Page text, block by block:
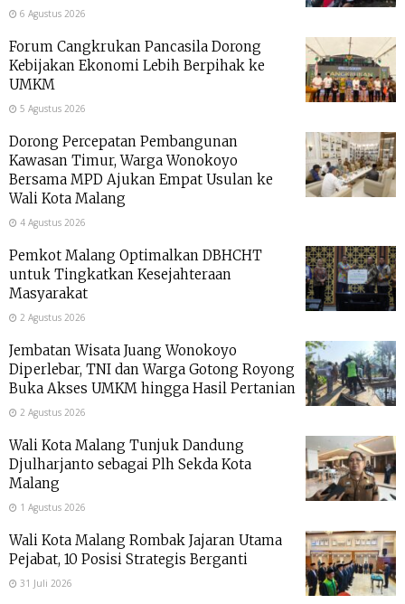
6 Agustus 2026
Forum Cangkrukan Pancasila Dorong
Kebijakan Ekonomi Lebih Berpihak ke
UMKM
5 Agustus 2026
Dorong Percepatan Pembangunan
Kawasan Timur, Warga Wonokoyo
Bersama MPD Ajukan Empat Usulan ke
Wali Kota Malang
4 Agustus 2026
Pemkot Malang Optimalkan DBHCHT
untuk Tingkatkan Kesejahteraan
Masyarakat
2 Agustus 2026
Jembatan Wisata Juang Wonokoyo
Diperlebar, TNI dan Warga Gotong Royong
Buka Akses UMKM hingga Hasil Pertanian
2 Agustus 2026
Wali Kota Malang Tunjuk Dandung
Djulharjanto sebagai Plh Sekda Kota
Malang
1 Agustus 2026
Wali Kota Malang Rombak Jajaran Utama
Pejabat, 10 Posisi Strategis Berganti
31 Juli 2026